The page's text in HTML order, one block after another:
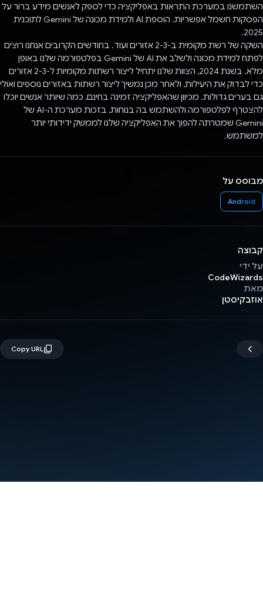
השתמשנו במערכת התראות באפליקציה כדי לספק לאנשים מידע ברור על
הפסקות חשמל אפשריות. הוספת AI ולמידת מכונה של Gemini לתוכנית
2025.
השקה של רשת מקומית ב-2-3 אזורים ועוד. בחודשים הקרובים אנחנו רוצים
לפתח למידת מכונה ולשלב את AI של Gemini בפלטפורמה שלנו באופן
מלא. בשנת 2024, הצוות שלנו יתחיל ליצור רשתות מקומיות ל-2-3 אזורים
כדי לבדוק את היעילות, ולאחר מכן נמשיך ליצור רשתות באזורים נוספים ואולי
גם בערים גדולות. מכיוון שהאפליקציה זמינה בחינם, כמה שיותר אנשים יוכלו
להצטרף לפלטפורמה ולהשתמש בה בנוחות, בזכות מערכת ה-AI של
Gemini שמטרתה להפוך את האפליקציה שלנו לממשק ידידותי יותר
למשתמש.
מבוסס על
Android
קבוצה
על ידי
CodeWizards
מאת
אוזבקיסטן